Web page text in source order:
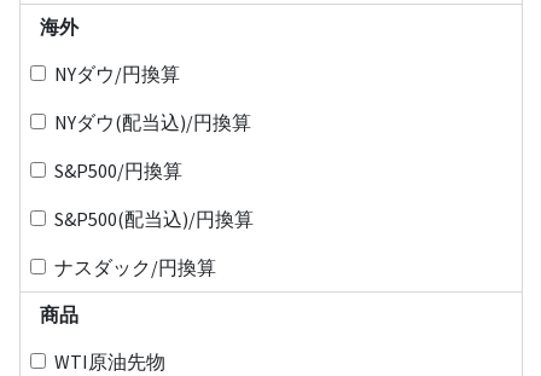
海外
NYダウ/円換算
NYダウ(配当込)/円換算
S&P500/円換算
S&P500(配当込)/円換算
ナスダック/円換算
商品
WTI原油先物